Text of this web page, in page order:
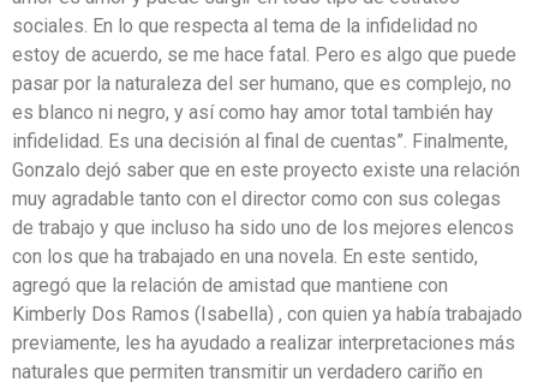
sociales. En lo que respecta al tema de la infidelidad no
estoy de acuerdo, se me hace fatal. Pero es algo que puede
pasar por la naturaleza del ser humano, que es complejo, no
es blanco ni negro, y así como hay amor total también hay
infidelidad. Es una decisión al final de cuentas”. Finalmente,
Gonzalo dejó saber que en este proyecto existe una relación
muy agradable tanto con el director como con sus colegas
de trabajo y que incluso ha sido uno de los mejores elencos
con los que ha trabajado en una novela. En este sentido,
agregó que la relación de amistad que mantiene con
Kimberly Dos Ramos (Isabella) , con quien ya había trabajado
previamente, les ha ayudado a realizar interpretaciones más
naturales que permiten transmitir un verdadero cariño en